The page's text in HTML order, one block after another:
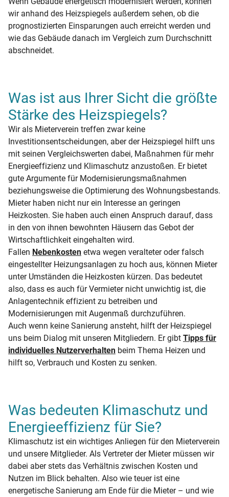
wir anhand des Heizspiegels außerdem sehen, ob die
prognostizierten Einsparungen auch erreicht werden und
wie das Gebäude danach im Vergleich zum Durchschnitt
abschneidet.
Was ist aus Ihrer Sicht die größte
Stärke des Heizspiegels?
Wir als Mieterverein treffen zwar keine
Investitionsentscheidungen, aber der Heizspiegel hilft uns
mit seinen Vergleichswerten dabei, Maßnahmen für mehr
Energieeffizienz und Klimaschutz anzustoßen. Er bietet
gute Argumente für Modernisierungsmaßnahmen
beziehungsweise die Optimierung des Wohnungsbestands.
Mieter haben nicht nur ein Interesse an geringen
Heizkosten. Sie haben auch einen Anspruch darauf, dass
in den von ihnen bewohnten Häusern das Gebot der
Wirtschaftlichkeit eingehalten wird.
Fallen Nebenkosten etwa wegen veralteter oder falsch
eingestellter Heizungsanlagen zu hoch aus, können Mieter
unter Umständen die Heizkosten kürzen. Das bedeutet
also, dass es auch für Vermieter nicht unwichtig ist, die
Anlagentechnik effizient zu betreiben und
Modernisierungen mit Augenmaß durchzuführen.
Auch wenn keine Sanierung ansteht, hilft der Heizspiegel
uns beim Dialog mit unseren Mitgliedern. Er gibt Tipps für
individuelles Nutzerverhalten beim Thema Heizen und
hilft so, Verbrauch und Kosten zu senken.
Was bedeuten Klimaschutz und
Energieeffizienz für Sie?
Klimaschutz ist ein wichtiges Anliegen für den Mieterverein
und unsere Mitglieder. Als Vertreter der Mieter müssen wir
dabei aber stets das Verhältnis zwischen Kosten und
Nutzen im Blick behalten. Also wie teuer ist eine
energetische Sanierung am Ende für die Mieter – und wie